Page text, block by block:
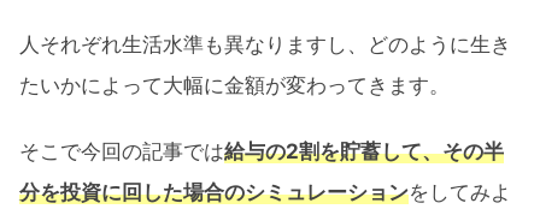
人それぞれ生活水準も異なりますし、どのように生き
たいかによって大幅に金額が変わってきます。
そこで今回の記事では給与の2割を貯蓄して、その半
分を投資に回した場合のシミュレーションをしてみよ